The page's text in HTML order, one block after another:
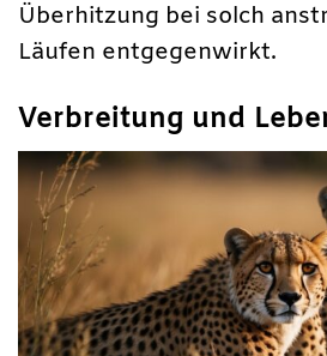
Überhitzung bei solch
Läufen entgegenwirkt.
Verbreitung und